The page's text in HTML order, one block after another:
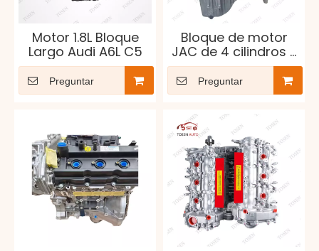
Motor 1.8L Bloque
Largo Audi A6L C5
Preguntar
Bloque de motor
JAC de 4 cilindros y
2,0 L de alta
compresión
Preguntar